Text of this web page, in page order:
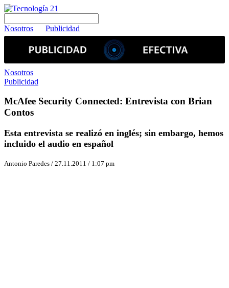
Nosotros Publicidad
Nosotros
Publicidad
McAfee Security Connected: Entrevista con Brian
Contos
Esta entrevista se realizó en inglés; sin embargo, hemos
incluido el audio en español
Antonio Paredes / 27.11.2011 / 1:07 pm